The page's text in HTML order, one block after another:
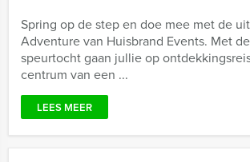
Spring op de step en doe mee met de
Adventure van Huisbrand Events. Met
speurtocht gaan jullie op
centrum van een ...
LEES MEER